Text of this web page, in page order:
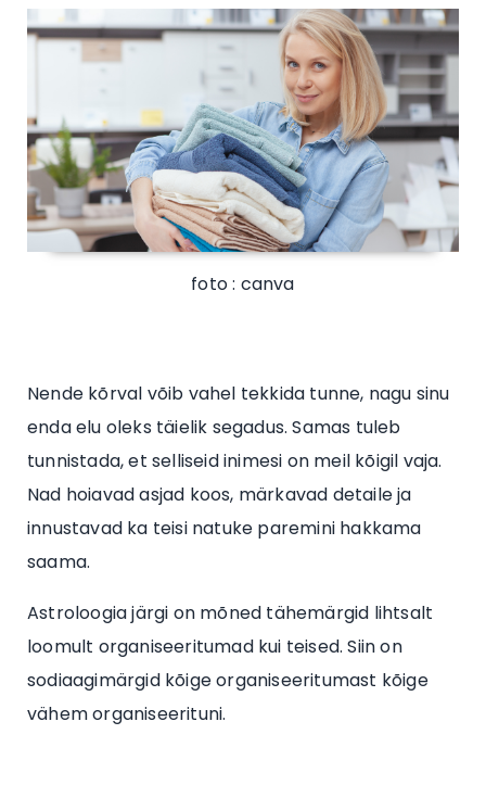
foto : canva
Nende kõrval võib vahel tekkida tunne, nagu sinu
enda elu oleks täielik segadus. Samas tuleb
tunnistada, et selliseid inimesi on meil kõigil vaja.
Nad hoiavad asjad koos, märkavad detaile ja
innustavad ka teisi natuke paremini hakkama
saama.
Astroloogia järgi on mõned tähemärgid lihtsalt
loomult organiseeritumad kui teised. Siin on
sodiaagimärgid kõige organiseeritumast kõige
vähem organiseerituni.